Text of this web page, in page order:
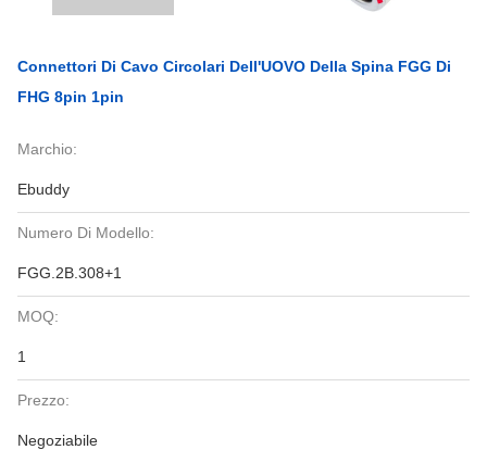
Connettori Di Cavo Circolari Dell'UOVO Della Spina FGG Di
FHG 8pin 1pin
Marchio:
Ebuddy
Numero Di Modello:
FGG.2B.308+1
MOQ:
1
Prezzo:
Negoziabile